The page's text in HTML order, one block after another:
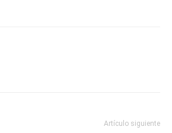
Artículo siguiente